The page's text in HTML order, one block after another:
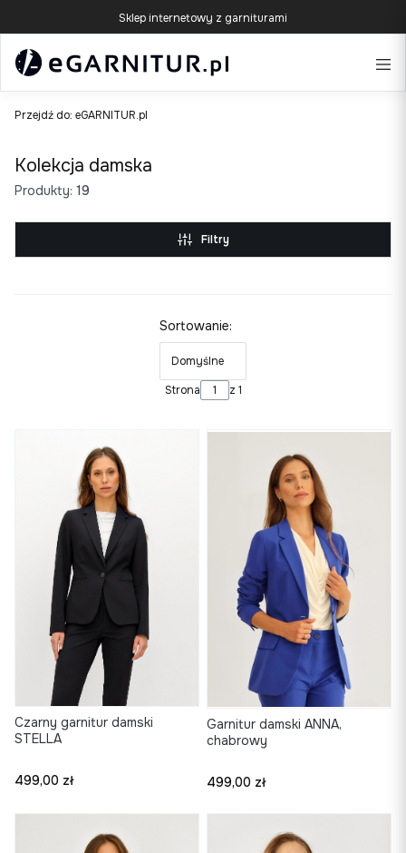
Sklep internetowy z garniturami
Przejdź do: eGARNITUR.pl
Kolekcja damska
Produkty: 19
Filtry
Lista produktówSortowanie:
Domyślne
Strona
z 1
Czarny garnitur damski
STELLA
Cena
499,00 zł
Garnitur damski ANNA,
chabrowy
Cena
499,00 zł